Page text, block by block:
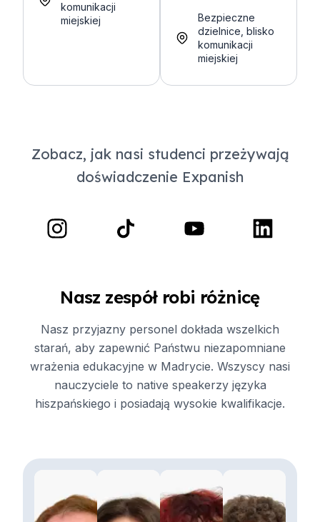
komunikacji
miejskiej
Bezpieczne
dzielnice, blisko
komunikacji
miejskiej
Zobacz, jak nasi studenci przeżywają
doświadczenie Expanish
Nasz zespół robi różnicę
Nasz przyjazny personel dokłada wszelkich
starań, aby zapewnić Państwu niezapomniane
wrażenia edukacyjne w Madrycie. Wszyscy nasi
nauczyciele to native speakerzy języka
hiszpańskiego i posiadają wysokie kwalifikacje.